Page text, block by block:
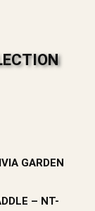
GARDEN
– NT-